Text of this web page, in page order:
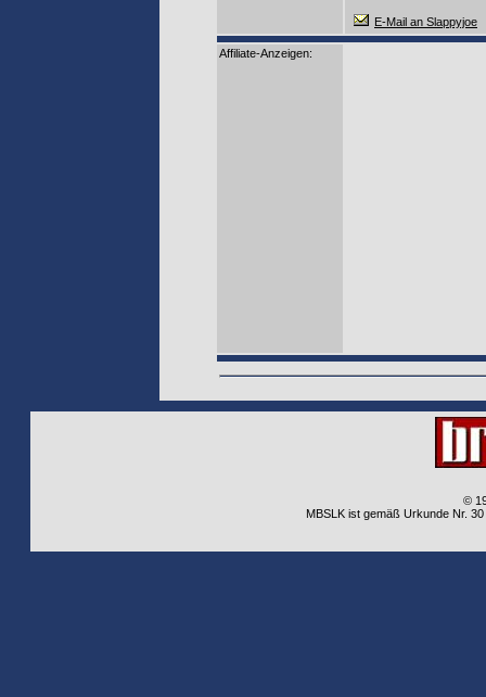
E-Mail an Slappyjoe
Affiliate-Anzeigen:
©
MBSLK ist gemäß Urkunde Nr.